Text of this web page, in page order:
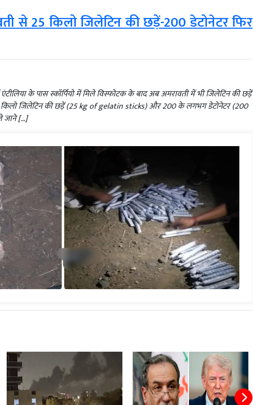
से 25 किलो जिलेटिन की छड़ें-200 डेटोनेटर फिर
के पास स्कॉर्पियो में मिले विस्फोटक के बाद अब अमरावती में भी जिलेटिन की छड़ें
किलो जिलेटिन की छड़ें (25 kg of gelatin sticks) और 200 के लगभग डेटोनेटर (200
जाने […]